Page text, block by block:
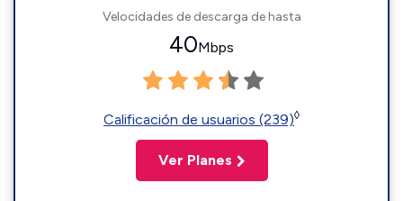
Velocidades de descarga de hasta
40Mbps
Calificación de usuarios (239)◊
Ver Planes